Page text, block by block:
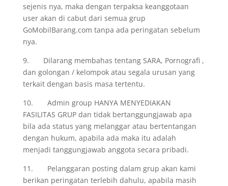
sejenis nya, maka dengan terpaksa keanggotaan
user akan di cabut dari semua grup
GoMobilBarang.com tanpa ada peringatan sebelum
nya.
9. Dilarang membahas tentang SARA, Pornografi ,
dan golongan / kelompok atau segala urusan yang
terkait dengan basis masa tertentu.
10. Admin group HANYA MENYEDIAKAN
FASILITAS GRUP dan tidak bertanggungjawab apa
bila ada status yang melanggar atau bertentangan
dengan hukum, apabila ada maka itu adalah
menjadi tanggungjawab anggota secara pribadi.
11. Pelanggaran posting dalam grup akan kami
berikan peringatan terlebih dahulu, apabila masih